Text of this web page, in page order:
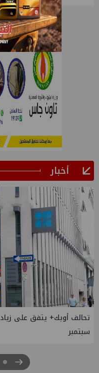
أخبار
تحالف أوبك+ يتفق على
سبتمبر